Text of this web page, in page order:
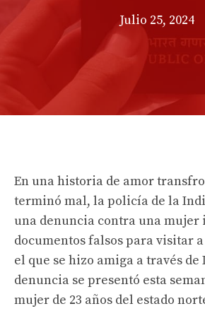
Julio 25, 2024
En una historia de amor
terminó mal, la policía de la
una denuncia contra una mujer
documentos falsos para visitar
el que se hizo amiga a través de
denuncia se presentó esta
mujer de 23 años del estado